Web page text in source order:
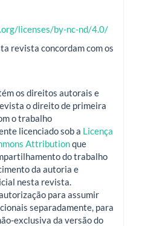
licenses/by-nc-nd/4.0/
revista concordam com os
os direitos autorais e
o direito de primeira
o trabalho
licenciado sob a Licença
Attributionque
do trabalho
da autoria e
nesta revista.
para assumir
separadamente, para
exclusiva da versão do